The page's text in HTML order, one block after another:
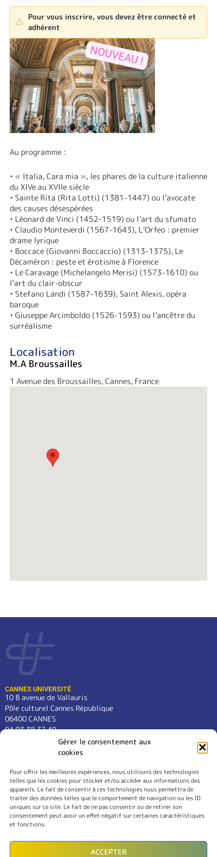
Gérer le consentement aux
cookies
Pour offrir les meilleures expériences, nous utilisons des technologies
telles que les cookies pour stocker et/ou accéder aux informations des
appareils. Le fait de consentir à ces technologies nous permettra de
traiter des données telles que le comportement de navigation ou les ID
uniques sur ce site. Le fait de ne pas consentir ou de retirer son
consentement peut avoir un effet négatif sur certaines caractéristiques
et fonctions.
ACCEPTER
Pour vous inscrire, vous devez être connecté et
adhérent
Au programme :
• « Italia, Cara mia », les phares de la culture italienne
du XIVe au XVIIe siècle
• Sainte Rita (Rita Lotti) (1381-1447) ou l’avocate
des causes désespérées
• Léonard de Vinci (1452-1519) ou l’art du sfumato
• Claudio Monteverdi (1567-1643), L’Orfeo : premier
drame lyrique
• Boccace (Giovanni Boccaccio) (1313-1375), Le
Décaméron : peste et érotisme à Florence
• Le Caravage (Michelangelo Merisi) (1573-1610) ou
l’art du clair-obscur
• Stefano Landi (1587-1639), Saint Alexis, opéra
baroque
• Giuseppe Arcimboldo (1526-1593) ou l’ancêtre du
surréalisme
Localisation
M.A Broussailles
1 Avenue des Broussailles, Cannes, France
CANNES UNIVERSITÉ
10 B avenue de Vallauris
Pôle culturel Cannes République
06400 CANNES
04 93 38 37 49
contact@cannes-universite.fr
COURS
LANGUES
CONFÉRENCES
SORTIES
L’ASSOCIATION